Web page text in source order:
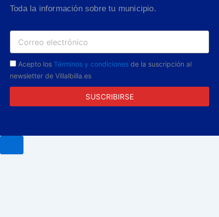
Toda la información sobre tu municipio.
Acepto los Términos y condiciones de la suscripción al
newsletter de Villalbilla.es
SUSCRIBIRSE